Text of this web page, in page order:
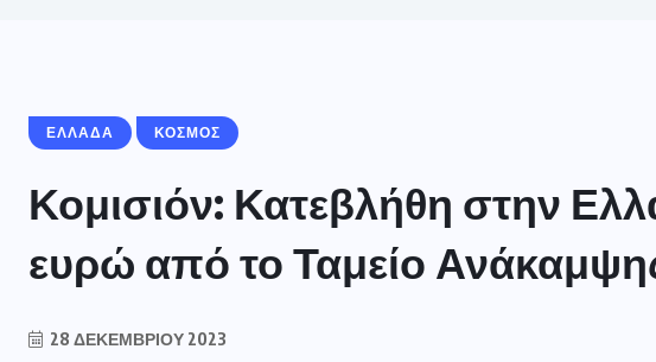
ΕΛΛΑΔΑ ΚΟΣΜΟΣ
Κομισιόν: Κατεβλήθη στην
ευρώ από το Ταμείο
28 ΔΕΚΕΜΒΡΊΟΥ 2023